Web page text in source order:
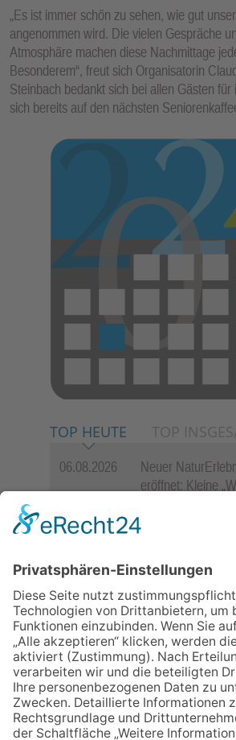
„Es ist immer schön zu sehen, wie gut
angenommen wird. Die vielen Gespräche
Atmosphäre machen diese Nachmittage
Besonderem“, freut sich Organisatorin
Steinbach bedankt sich bei allen Gästen
sich bereits auf den nächsten
TOP HEUTE TOP
06.08.2026
Neuer
eröffnet: Kleine
die Zukunft der
Königstein
06.08.2026
Gewinnspiel zum
Schuljahr
06.08.2026
„Rock auf der
Königstein beben
06.08.2026
„Freundschaft,
Heimat“ – Lions-
Jürgen